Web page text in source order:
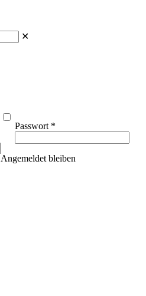
✕
Passwort *
Angemeldet bleiben